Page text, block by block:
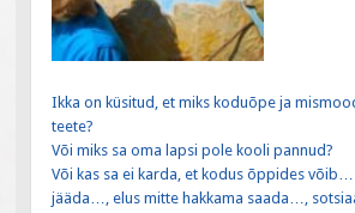
Ikka on küsitud, et miks koduõpe ja
teete?
Või miks sa oma lapsi pole kooli pannud?
Või kas sa ei karda, et kodus õppides
jääda…, elus mitte hakkama saada…,